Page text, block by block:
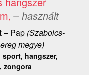
– használt
– Pap(Szabolcs-
megye)
sport, hangszer,
zongora